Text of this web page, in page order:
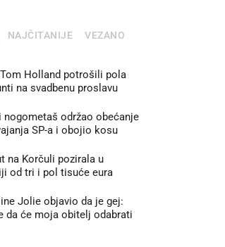
NAJČITANIJE VEZANO
Holland potrošili pola
na svadbenu proslavu
nogometaš održao obećanje
SP-a i obojio kosu
na Korčuli pozirala u
od tri i pol tisuće eura
Jolie objavio da je gej:
da će moja obitelj odabrati